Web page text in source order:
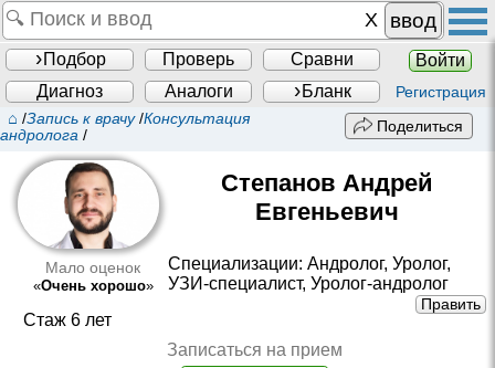
ввод
Подбор Проверь Сравни
Войти
Диагноз
Аналоги Бланк Регистрация
⌂ /Запись к врачу/Консультация
андролога /
Поделиться
Мало оценок
«Очень хорошо»
Степанов Андрей
Евгеньевич
Специализации: Андролог, Уролог,
УЗИ-специалист, Уролог-андролог
Править
Стаж 6 лет
Записаться на прием